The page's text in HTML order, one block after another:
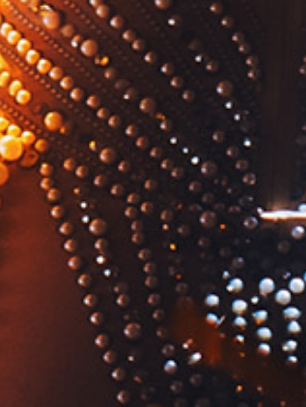
Intempo Trio
Chantalle Allomello (voce), Vincenzo Pisano (piano),
Daniele Ducci (contrabbasso)
09GIOVEDÌ
H 19.30 - MUSIC TIME - RISTORANTE CORALLINA
Velvet Sound
Nino Putrino (chitarra) e Anna Mandalà (voce)
VENERDÌ
H 19.30 - MUSIC TIME - RISTORANTE CORALLINA
Amarcord Duo
Marisa Fagnani (voce e chitarra) e Gianni Martini (piano,
H 20.15 / H 21.30 - KIDS
Prestigi con Gaspar KIDS